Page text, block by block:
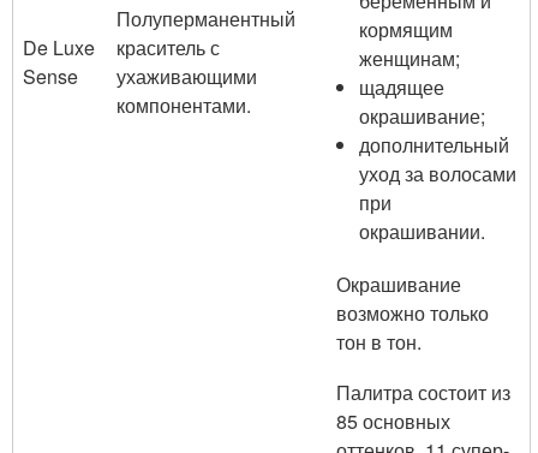
De Luxe
Sense
Полуперманентный
краситель с
ухаживающими
компонентами.
кормящим
женщинам;
щадящее
окрашивание;
дополнительный
уход за волосами
при
окрашивании.
Окрашивание
возможно только
тон в тон.
Палитра состоит из
85 основных